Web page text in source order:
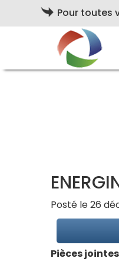
Pour toutes
Posté le 26
Pièces jointes